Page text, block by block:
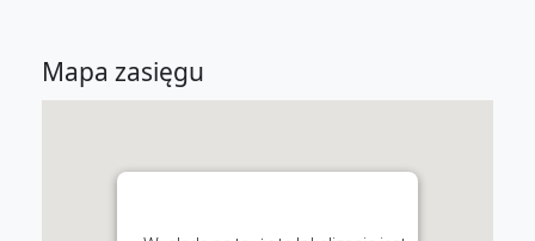
Mapa zasięgu